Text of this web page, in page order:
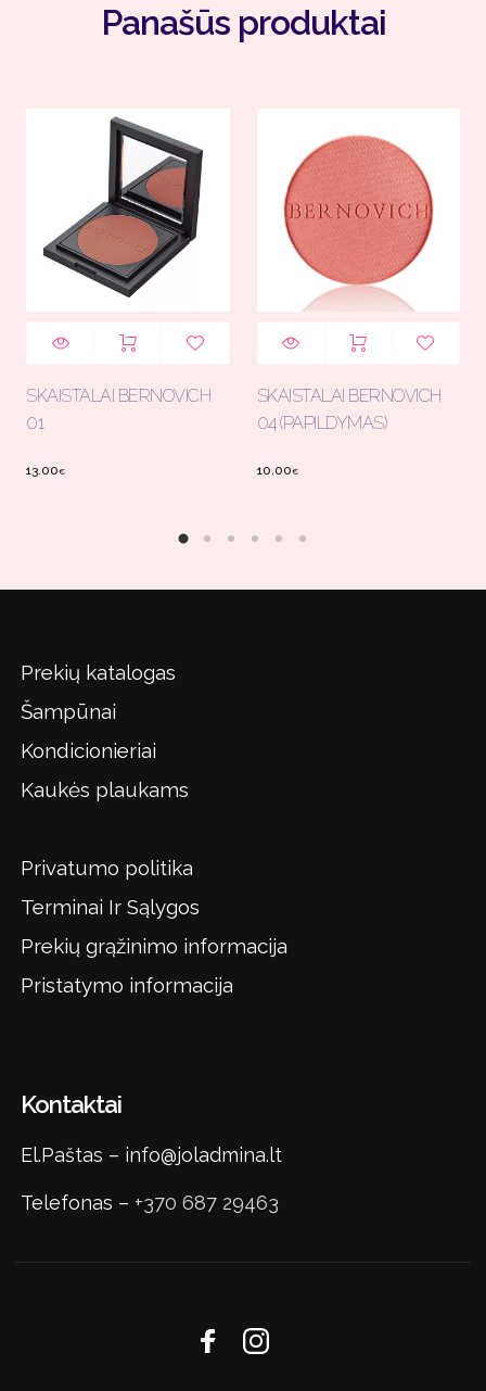
Panašūs produktai
SKAISTALAI BERNOVICH
01
13.00€
SKAISTALAI BERNOVICH
04 (PAPILDYMAS)
10.00€
Prekių katalogas
Šampūnai
Kondicionieriai
Kaukės plaukams
Privatumo politika
Terminai Ir Sąlygos
Prekių grąžinimo informacija
Pristatymo informacija
Kontaktai
El.Paštas – info@joladmina.lt
Telefonas – +370 687 29463